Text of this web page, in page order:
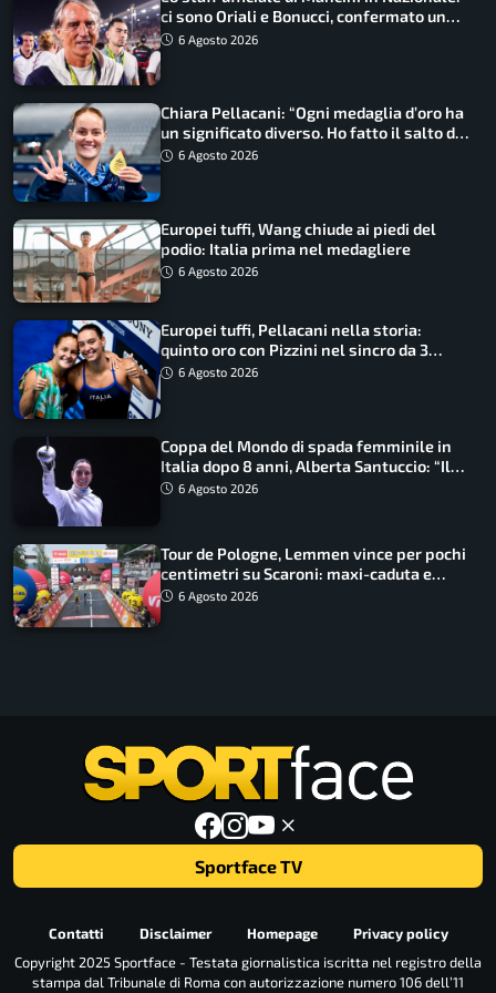
ci sono Oriali e Bonucci, confermato un
ritorno
6 Agosto 2026
Chiara Pellacani: “Ogni medaglia d’oro ha
un significato diverso. Ho fatto il salto di
qualità”
6 Agosto 2026
Europei tuffi, Wang chiude ai piedi del
podio: Italia prima nel medagliere
6 Agosto 2026
Europei tuffi, Pellacani nella storia:
quinto oro con Pizzini nel sincro da 3
metri
6 Agosto 2026
Coppa del Mondo di spada femminile in
Italia dopo 8 anni, Alberta Santuccio: “Il
lavoro dà sempre i suoi frutti”
6 Agosto 2026
Tour de Pologne, Lemmen vince per pochi
centimetri su Scaroni: maxi-caduta e
tappa accorciata
6 Agosto 2026
Sportface TV
Contatti Disclaimer Homepage
Privacy policy
Copyright 2025 Sportface - Testata giornalistica iscritta nel registro della
stampa dal Tribunale di Roma con autorizzazione numero 106 dell’11